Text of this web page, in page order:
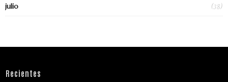
julio (38)
Recientes